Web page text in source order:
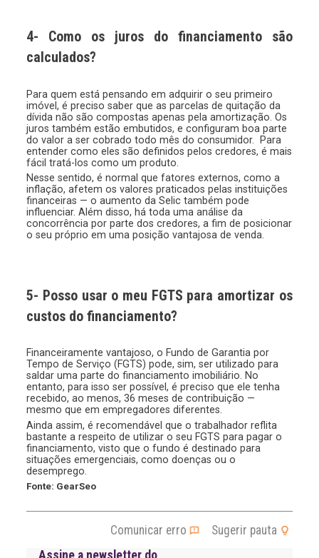
4- Como os juros do financiamento são
calculados?
Para quem está pensando em adquirir o seu primeiro
imóvel, é preciso saber que as parcelas de quitação da
dívida não são compostas apenas pela amortização. Os
juros também estão embutidos, e configuram boa parte
do valor a ser cobrado todo mês do consumidor. Para
entender como eles são definidos pelos credores, é mais
fácil tratá-los como um produto.
Nesse sentido, é normal que fatores externos, como a
inflação, afetem os valores praticados pelas instituições
financeiras — o aumento da Selic também pode
influenciar. Além disso, há toda uma análise da
concorrência por parte dos credores, a fim de posicionar
o seu próprio em uma posição vantajosa de venda.
5- Posso usar o meu FGTS para amortizar os
custos do financiamento?
Financeiramente vantajoso, o Fundo de Garantia por
Tempo de Serviço (FGTS) pode, sim, ser utilizado para
saldar uma parte do financiamento imobiliário. No
entanto, para isso ser possível, é preciso que ele tenha
recebido, ao menos, 36 meses de contribuição —
mesmo que em empregadores diferentes.
Ainda assim, é recomendável que o trabalhador reflita
bastante a respeito de utilizar o seu FGTS para pagar o
financiamento, visto que o fundo é destinado para
situações emergenciais, como doenças ou o
desemprego.
Fonte: GearSeo
Comunicar erro
Sugerir pauta